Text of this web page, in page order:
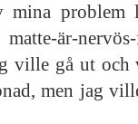
mina
är-
ville gå ut och
men jag